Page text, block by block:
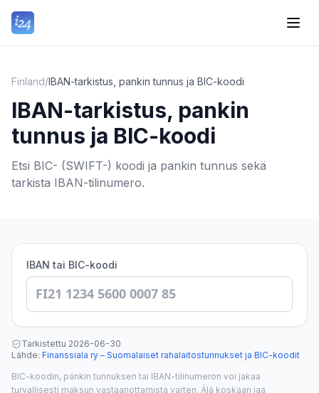
Finland/IBAN-tarkistus, pankin tunnus ja BIC-koodi
IBAN-tarkistus, pankin
tunnus ja BIC-koodi
Etsi BIC- (SWIFT-) koodi ja pankin tunnus sekä
tarkista IBAN-tilinumero.
IBAN tai BIC-koodi
Tarkistettu 2026-06-30·
Lähde: Finanssiala ry – Suomalaiset rahalaitostunnukset ja BIC-koodit
BIC-koodin, pankin tunnuksen tai IBAN-tilinumeron voi jakaa
turvallisesti maksun vastaanottamista varten. Älä koskaan jaa